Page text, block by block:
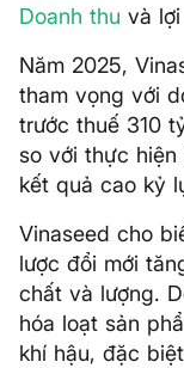
Doanh thu và
Năm 2025,
tham vọng với
trước thuế 310
so với thực hiện
kết quả cao kỷ
Vinaseed cho
lược đổi mới
chất và lượng.
hóa loạt sản
khí hậu, đặc